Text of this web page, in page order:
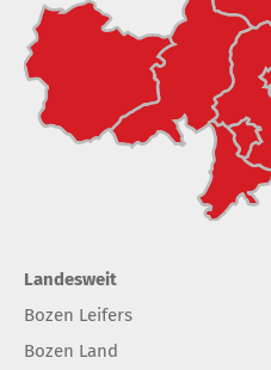
Landesweit
Bozen Leifers
Bozen Land